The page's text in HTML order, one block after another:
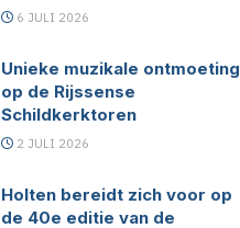
6 JULI 2026
Unieke muzikale ontmoeting
op de Rijssense
Schildkerktoren
2 JULI 2026
Holten bereidt zich voor op
de 40e editie van de